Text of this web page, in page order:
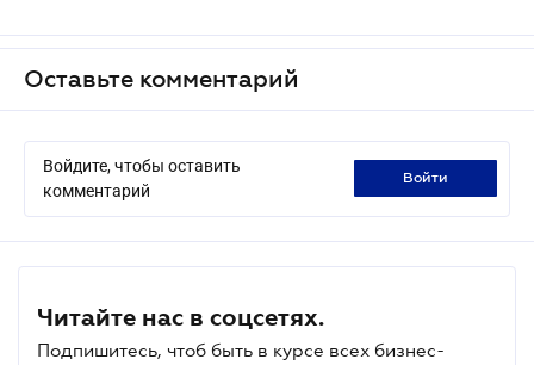
Оставьте комментарий
Войдите, чтобы оставить
комментарий
войти
Читайте нас в соцсетях.
Подпишитесь, чтоб быть в курсе всех бизнес-